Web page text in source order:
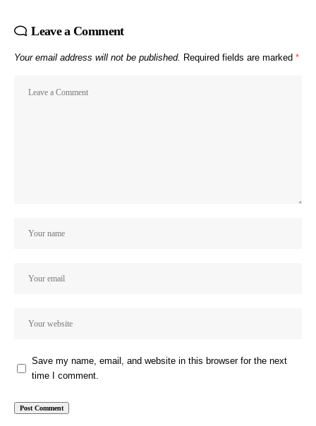
Leave a Comment
Your email address will not be published. Required fields are marked *
Save my name, email, and website in this browser for the next
time I comment.